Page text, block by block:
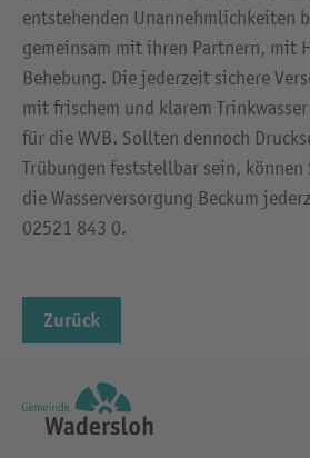
entstehenden Unannehmlichkeiten
gemeinsam mit ihren Partnern, mit
Behebung. Die jederzeit sichere
mit frischem und klarem
für die WVB. Sollten dennoch
Trübungen feststellbar sein,
die Wasserversorgung Beckum
02521 843 0.
Zurück